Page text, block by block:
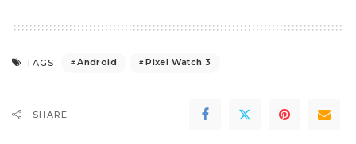
TAGS: Android Pixel Watch 3
SHARE